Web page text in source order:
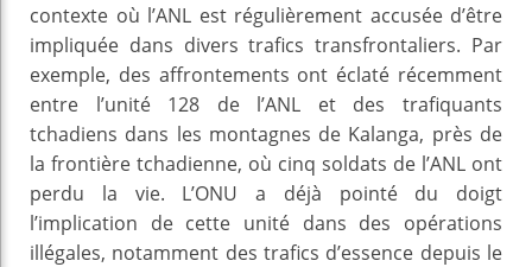
contexte où l’ANL est régulièrement accusée d’être
impliquée dans divers trafics transfrontaliers. Par
exemple, des affrontements ont éclaté récemment
entre l’unité 128 de l’ANL et des trafiquants
tchadiens dans les montagnes de Kalanga, près de
la frontière tchadienne, où cinq soldats de l’ANL ont
perdu la vie. L’ONU a déjà pointé du doigt
l’implication de cette unité dans des opérations
illégales, notamment des trafics d’essence depuis le